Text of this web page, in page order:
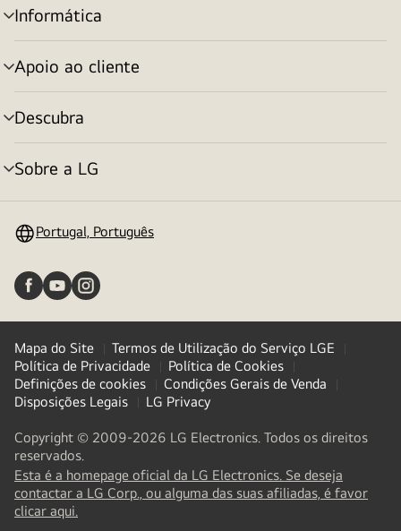
Informática
alternar
menu
Apoio ao cliente
alternar
menu
Descubra
alternar
menu
Sobre a LG
alternar
Portugal, Português
Mapa do Site
Termos de Utilização do Serviço LGE
Política de Privacidade
Política de Cookies
Definições de cookies
Condições Gerais de Venda
Disposições Legais
LG Privacy
Copyright © 2009-2026 LG Electronics. Todos os direitos
reservados.
Esta é a homepage oficial da LG Electronics. Se deseja
contactar a LG Corp., ou alguma das suas afiliadas, é favor
clicar aqui.